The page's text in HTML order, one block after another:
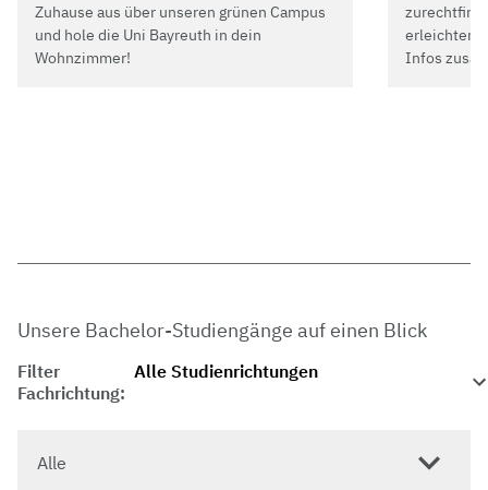
Zuhause aus über unseren grünen Campus
und hole die Uni Bayreuth in dein
Wohnzimmer!
erleichtern,
Infos
Unsere Bachelor-Studiengänge auf einen Blick
Filter
Fachrichtung:
Alle